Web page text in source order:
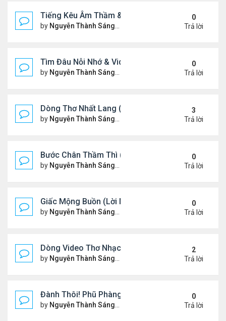
Tiếng Kêu Âm Thầm & Video YouTube Ngâm Nga
by Nguyễn Thành Sáng Thứ 4 Tháng 2 12, 2025 7:59
0
Trả lời
Tìm Đâu Nỗi Nhớ & Video YouTube Ngâm Nga Bài
by Nguyễn Thành Sáng Chủ nhật Tháng 2 09, 2025
0
Trả lời
Dòng Thơ Nhất Lang (Nguyễn Thành Sáng) - 1
by Nguyễn Thành Sáng Thứ 7 Tháng 2 01, 2025 10:34
3
Trả lời
Bước Chân Thầm Thì (Video YouTube Ngâm Nga
by Nguyễn Thành Sáng Thứ 5 Tháng 1 30, 2025 8:48
0
Trả lời
Giấc Mộng Buồn (Lời Ngỏ & Video Ngâm Nga Thơ
by Nguyễn Thành Sáng Thứ 7 Tháng 1 25, 2025 7:52
0
Trả lời
Dòng Video Thơ Nhạc Chọn Lọc
by Nguyễn Thành Sáng Thứ 4 Tháng 1 01, 2025 11:01
2
Trả lời
Đành Thôi! Phũ Phàng! &Video YouTube Ngâm
by Nguyễn Thành Sáng Thứ 2 Tháng 12 30, 2024
0
Trả lời